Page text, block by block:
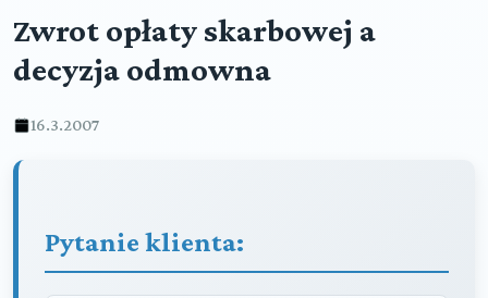
Zwrot opłaty skarbowej a
decyzja odmowna
16.3.2007
Pytanie klienta: